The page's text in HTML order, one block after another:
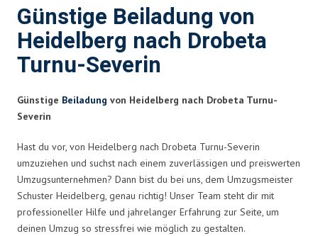
Günstige Beiladung von
Heidelberg nach Drobeta
Turnu-Severin
Günstige Beiladung von Heidelberg nach Drobeta Turnu-
Severin
Hast du vor, von Heidelberg nach Drobeta Turnu-Severin
umzuziehen und suchst nach einem zuverlässigen und preiswerten
Umzugsunternehmen? Dann bist du bei uns, dem Umzugsmeister
Schuster Heidelberg, genau richtig! Unser Team steht dir mit
professioneller Hilfe und jahrelanger Erfahrung zur Seite, um
deinen Umzug so stressfrei wie möglich zu gestalten.